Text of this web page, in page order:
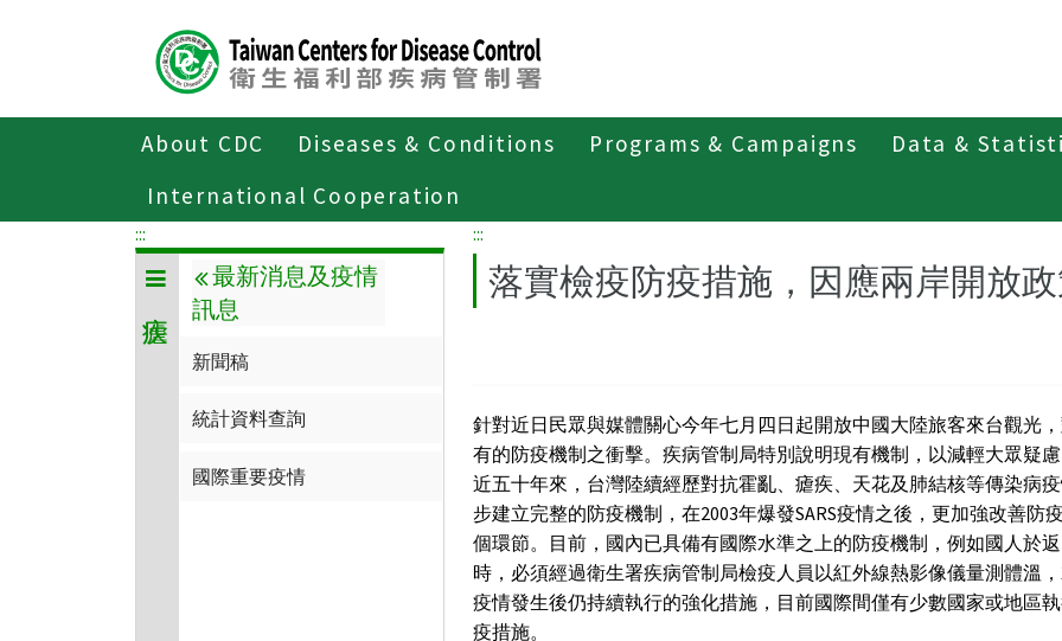
About CDC Diseases & Conditions Programs & Campaigns
Data &
International Cooperation
傳染病與防疫專題
:::
最新消息及疫情
訊息
新聞稿
統計資料查詢
國際重要疫情
:::
落實檢疫防疫措施，因應兩岸開放
針對近日民眾與媒體關心今年七月四日起開放中國大陸旅客來台觀光
有的防疫機制之衝擊。疾病管制局特別說明現有機制，以減輕大眾疑
近五十年來，台灣陸續經歷對抗霍亂、瘧疾、天花及肺結核等傳染病
步建立完整的防疫機制，在2003年爆發SARS疫情之後，更加強改善防
個環節。目前，國內已具備有國際水準之上的防疫機制，例如國人於
時，必須經過衛生署疾病管制局檢疫人員以紅外線熱影像儀量測體溫，
疫情發生後仍持續執行的強化措施，目前國際間僅有少數國家或地區
疫措施。